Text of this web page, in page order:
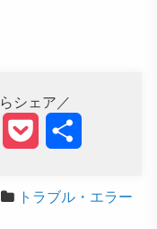
シェア／
n
c
トラブル・エラー